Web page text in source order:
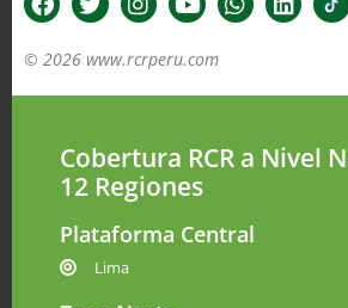
© 2026 www.rcrperu.com
Cobertura RCR a Nivel
12 Regiones
Plataforma Central
Lima